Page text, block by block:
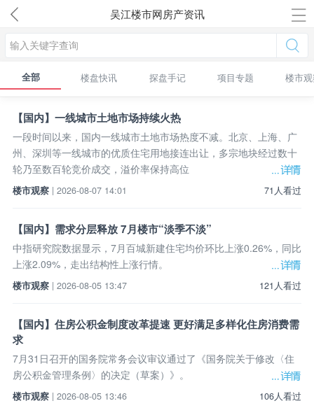
吴江楼市网房产资讯
全部 楼盘快讯 探盘手记 项目专题 楼市
【国内】一线城市土地市场持续火热
一段时间以来，国内一线城市土地市场热度不减。北京、上海、广
州、深圳等一线城市的优质住宅用地接连出让，多宗地块经过数十
轮乃至数百轮竞价成交，溢价率保持高位
71人看过
楼市观察 | 2026-08-07 14:01
【国内】需求分层释放 7月楼市“淡季不淡”
中指研究院数据显示，7月百城新建住宅均价环比上涨0.26%，同比
上涨2.09%，走出结构性上涨行情。
121人看过
楼市观察 | 2026-08-05 13:47
【国内】住房公积金制度改革提速 更好满足多样化住房消费需
求
7月31日召开的国务院常务会议审议通过了《国务院关于修改〈住
房公积金管理条例〉的决定（草案）》。
106人看过
楼市观察 | 2026-08-05 13:46